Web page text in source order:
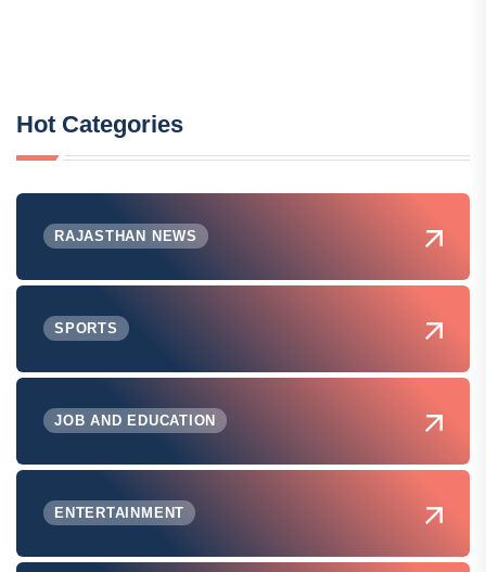
Hot Categories
RAJASTHAN NEWS
SPORTS
JOB AND EDUCATION
ENTERTAINMENT